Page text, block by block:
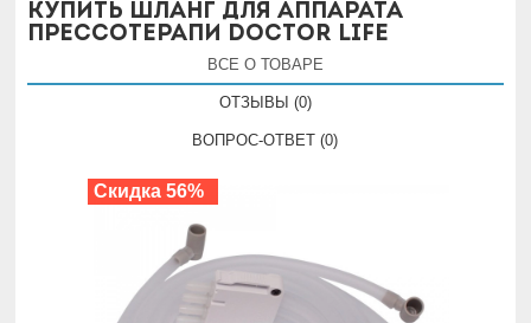
Купить Шланг для аппарата
прессотерапи Doctor Life
ВСЕ О ТОВАРЕ
ОТЗЫВЫ (0)
ВОПРОС-ОТВЕТ (0)
Скидка 56%